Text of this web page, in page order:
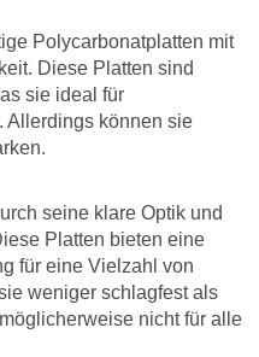
Polycarbonatplatten mit
Diese Platten sind
sie ideal für
Allerdings können sie
seine klare Optik und
Platten bieten eine
für eine Vielzahl von
weniger schlagfest als
nicht für alle